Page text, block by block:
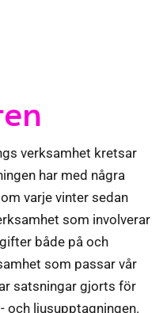
verksamhet kretsar
har med några
varje vinter sedan
som involverar
både på och
som passar vår
satsningar gjorts för
och ljusupptagningen.